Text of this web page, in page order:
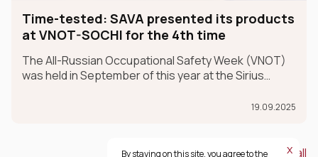
Time-tested: SAVA presented its products
at VNOT-SOCHI for the 4th time
The All-Russian Occupational Safety Week (VNOT)
was held in September of this year at the Sirius
the event celebrated its 10th anniversary. SAVA19.09.2025
View all
By staying on this site, you agree to the х